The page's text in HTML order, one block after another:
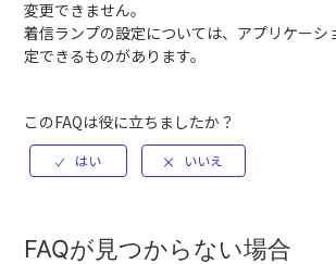
変更できません。
着信ランプの設定については、アプリケーシ
定できるものがあります。
このFAQは役に立ちましたか？
FAQが見つからない場合